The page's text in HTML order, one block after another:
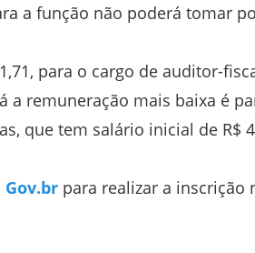
a função não poderá tomar
para o cargo de auditor-
a remuneração mais baixa é
que tem salário inicial de R$
Gov.brpara realizar a inscrição